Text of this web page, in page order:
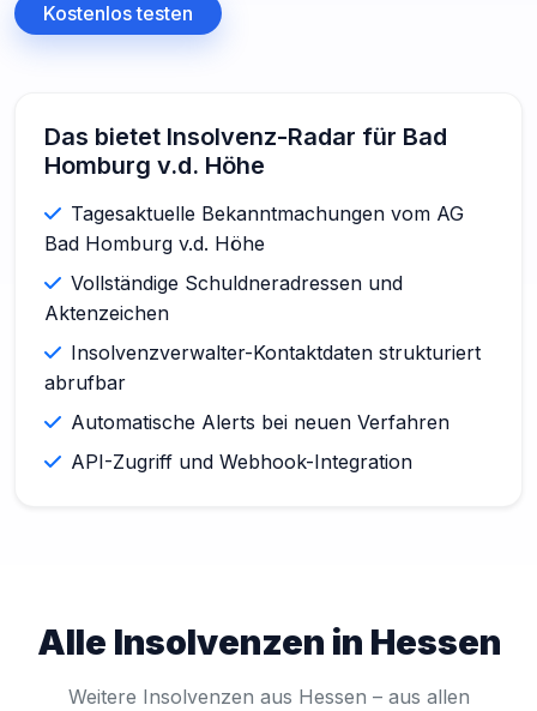
Kostenlos testen
Das bietet Insolvenz-Radar für Bad
Homburg v.d. Höhe
Tagesaktuelle Bekanntmachungen vom AG
Bad Homburg v.d. Höhe
Vollständige Schuldneradressen und
Aktenzeichen
Insolvenzverwalter-Kontaktdaten strukturiert
abrufbar
Automatische Alerts bei neuen Verfahren
API-Zugriff und Webhook-Integration
Alle Insolvenzen in Hessen
Weitere Insolvenzen aus Hessen – aus allen